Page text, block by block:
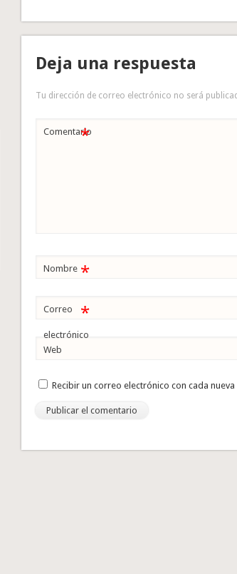
Deja una respuesta
Tu dirección de correo electrónico no será
Comentario
*
Nombre *
Correo
electrónico
*
Web
Recibir un correo electrónico con cada